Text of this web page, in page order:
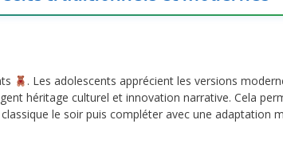
. Les adolescents apprécient les versions
héritage culturel et innovation narrative. Cela
le soir puis compléter avec une adaptation